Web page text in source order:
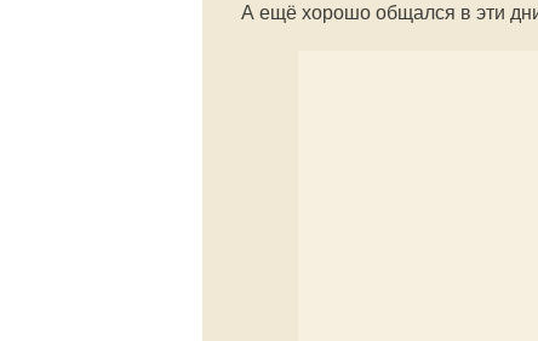
А ещё хорошо общался в эти